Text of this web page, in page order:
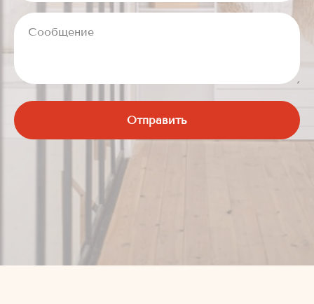
Сообщение
Отправить